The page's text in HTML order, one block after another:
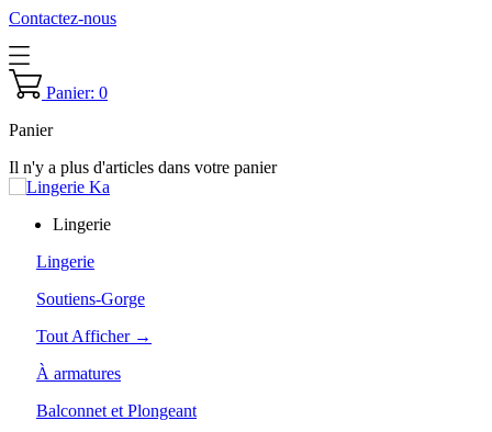
Contactez-nous
Panier: 0
Panier
Il n'y a plus d'articles dans votre panier
Lingerie
Lingerie
Soutiens-Gorge
Tout Afficher →
À armatures
Balconnet et Plongeant